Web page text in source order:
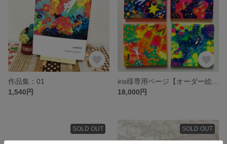
作品集：01
1,540円
18,000円
SOLD OUT SOLD OUT